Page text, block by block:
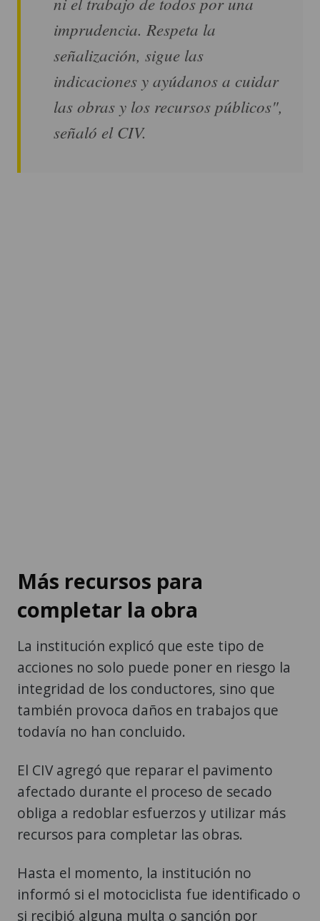
imprudencia. Respeta la
señalización, sigue las
indicaciones y ayúdanos a cuidar
las obras y los recursos públicos",
señaló el CIV.
Más recursos para
completar la obra
La institución explicó que este tipo de
acciones no solo puede poner en riesgo la
integridad de los conductores, sino que
también provoca daños en trabajos que
todavía no han concluido.
El CIV agregó que reparar el pavimento
afectado durante el proceso de secado
obliga a redoblar esfuerzos y utilizar más
recursos para completar las obras.
Hasta el momento, la institución no
informó si el motociclista fue identificado o
si recibió alguna multa o sanción por